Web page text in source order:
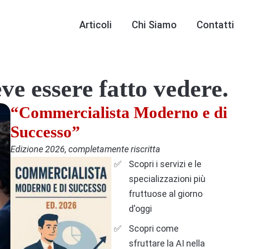
Articoli Chi Siamo Contatti
essere fatto vedere.
“Commercialista Moderno e di
Successo”
Edizione 2026, completamente riscritta
Scopri i servizi e le
specializzazioni più
fruttuose al giorno
d'oggi
Scopri come
sfruttare la AI nella